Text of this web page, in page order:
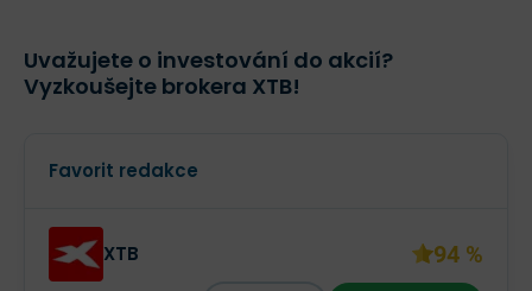
Uvažujete o investování do akcií?
Vyzkoušejte brokera XTB!
Favorit redakce
XTB 94 %